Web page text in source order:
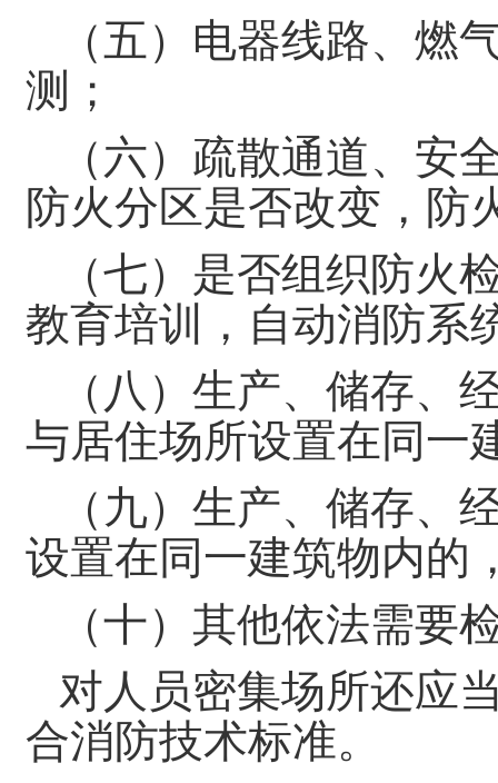
（五）电器线路、燃
测；
（六）疏散通道、安
防火分区是否改变，防
（七）是否组织防火
教育培训，自动消防系
（八）生产、储存、
与居住场所设置在同一
（九）生产、储存、
设置在同一建筑物内的
（十）其他依法需要
对人员密集场所还应
合消防技术标准。